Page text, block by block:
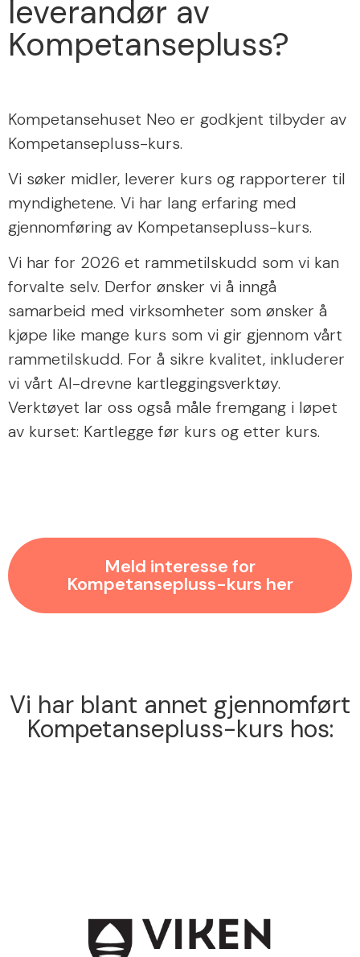
leverandør av
Kompetansepluss?
Kompetansehuset Neo er godkjent tilbyder av
Kompetansepluss-kurs.
Vi søker midler, leverer kurs og rapporterer til
myndighetene. Vi har lang erfaring med
gjennomføring av Kompetansepluss-kurs.
Vi har for 2026 et rammetilskudd som vi kan
forvalte selv. Derfor ønsker vi å inngå
samarbeid med virksomheter som ønsker å
kjøpe like mange kurs som vi gir gjennom vårt
rammetilskudd. For å sikre kvalitet, inkluderer
vi vårt AI-drevne kartleggingsverktøy.
Verktøyet lar oss også måle fremgang i løpet
av kurset: Kartlegge før kurs og etter kurs.
Meld interesse for
Kompetansepluss-kurs her
Vi har blant annet gjennomført
Kompetansepluss-kurs hos: